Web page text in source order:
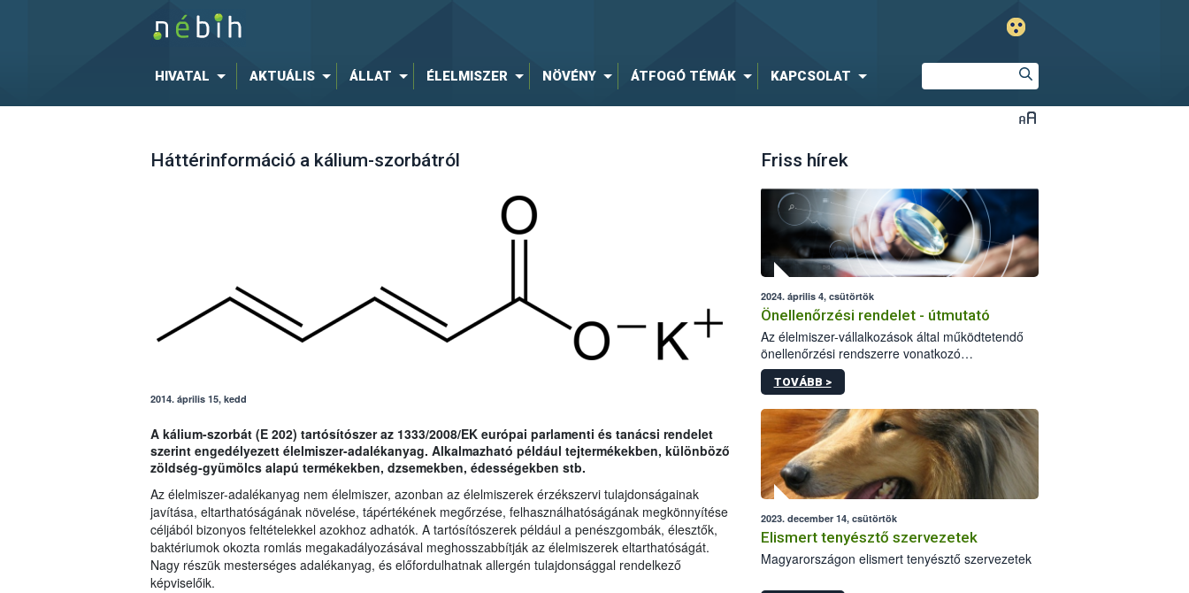
HIVATAL AKTUÁLIS ÁLLAT ÉLELMISZER NÖVÉNY ÁTFOGÓ TÉMÁK KAPCSOLAT
Háttérinformáció a kálium-szorbátról
2014. április 15, kedd
A kálium-szorbát (E 202) tartósítószer az 1333/2008/EK európai parlamenti és tanácsi rendelet
szerint engedélyezett élelmiszer-adalékanyag. Alkalmazható például tejtermékekben, különböző
zöldség-gyümölcs alapú termékekben, dzsemekben, édességekben stb.
Az élelmiszer-adalékanyag nem élelmiszer, azonban az élelmiszerek érzékszervi tulajdonságainak
javítása, eltarthatóságának növelése, tápértékének megőrzése, felhasználhatóságának megkönnyítése
céljából bizonyos feltételekkel azokhoz adhatók. A tartósítószerek például a penészgombák, élesztők,
baktériumok okozta romlás megakadályozásával meghosszabbítják az élelmiszerek eltarthatóságát.
Nagy részük mesterséges adalékanyag, és előfordulhatnak allergén tulajdonsággal rendelkező
képviselőik.
Friss hírek
2024. április 4, csütörtök
Önellenőrzési rendelet - útmutató
Az élelmiszer-vállalkozások által működtetendő
önellenőrzési rendszerre vonatkozó
követelményekről szóló 28/2017. (V. 30.) FM
rendelet (a továbbiakban: rendelet) 2023
közép- és nagyvállalkozások önellenőrzési
tevékenységében.
TOVÁBB >
2023. december 14, csütörtök
Elismert tenyésztő szervezetek
Magyarországon elismert tenyésztő szervezetek